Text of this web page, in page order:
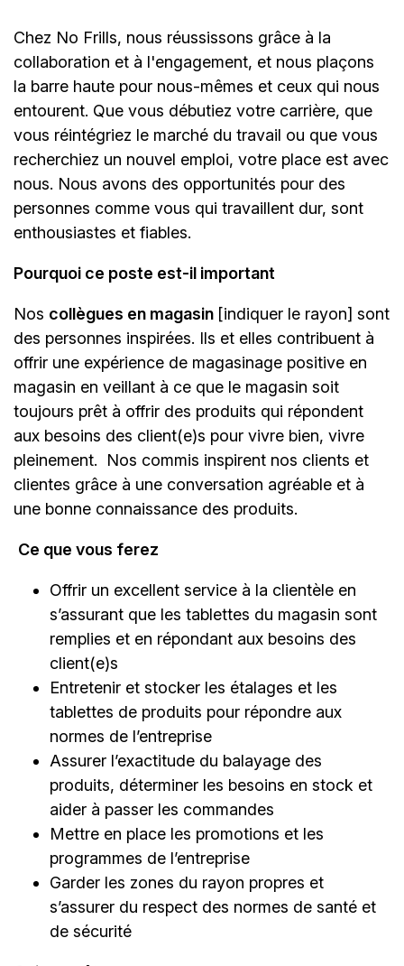
Chez No Frills, nous réussissons grâce à la
collaboration et à l'engagement, et nous plaçons
la barre haute pour nous-mêmes et ceux qui nous
entourent. Que vous débutiez votre carrière, que
vous réintégriez le marché du travail ou que vous
recherchiez un nouvel emploi, votre place est avec
nous. Nous avons des opportunités pour des
personnes comme vous qui travaillent dur, sont
enthousiastes et fiables.
Pourquoi ce poste est-il important
Nos collègues en magasin [indiquer le rayon] sont
des personnes inspirées. Ils et elles contribuent à
offrir une expérience de magasinage positive en
magasin en veillant à ce que le magasin soit
toujours prêt à offrir des produits qui répondent
aux besoins des client(e)s pour vivre bien, vivre
pleinement. Nos commis inspirent nos clients et
clientes grâce à une conversation agréable et à
une bonne connaissance des produits.
Ce que vous ferez
Offrir un excellent service à la clientèle en
s’assurant que les tablettes du magasin sont
remplies et en répondant aux besoins des
client(e)s
Entretenir et stocker les étalages et les
tablettes de produits pour répondre aux
normes de l’entreprise
Assurer l’exactitude du balayage des
produits, déterminer les besoins en stock et
aider à passer les commandes
Mettre en place les promotions et les
programmes de l’entreprise
Garder les zones du rayon propres et
s’assurer du respect des normes de santé et
de sécurité